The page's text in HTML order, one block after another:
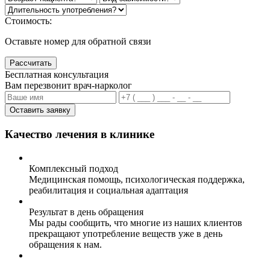
Стоимость:
Оставьте номер для обратной связи
Рассчитать
Бесплатная консультация
Вам перезвонит врач-нарколог
Оставить заявку
Качество лечения в клинике
Комплексный подход
Медицинская помощь, психологическая поддержка,
реабилитация и социальная адаптация
Результат в день обращения
Мы рады сообщить, что многие из наших клиентов
прекращают употребление веществ уже в день
обращения к нам.